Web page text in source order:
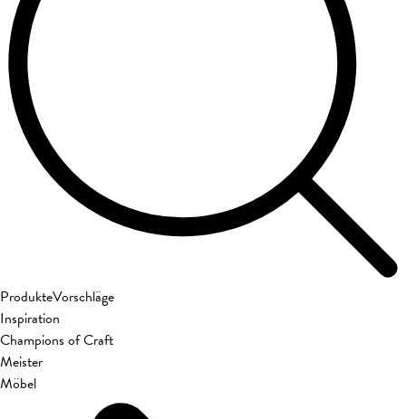
ProdukteVorschläge
Inspiration
Champions of Craft
Meister
Möbel